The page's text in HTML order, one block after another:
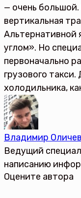
— очень
вертикальная
Альтернативной
углом». Но
первоначально
грузового
холодильника,
Владимир Оличев
Ведущий
написанию
Оцените автора